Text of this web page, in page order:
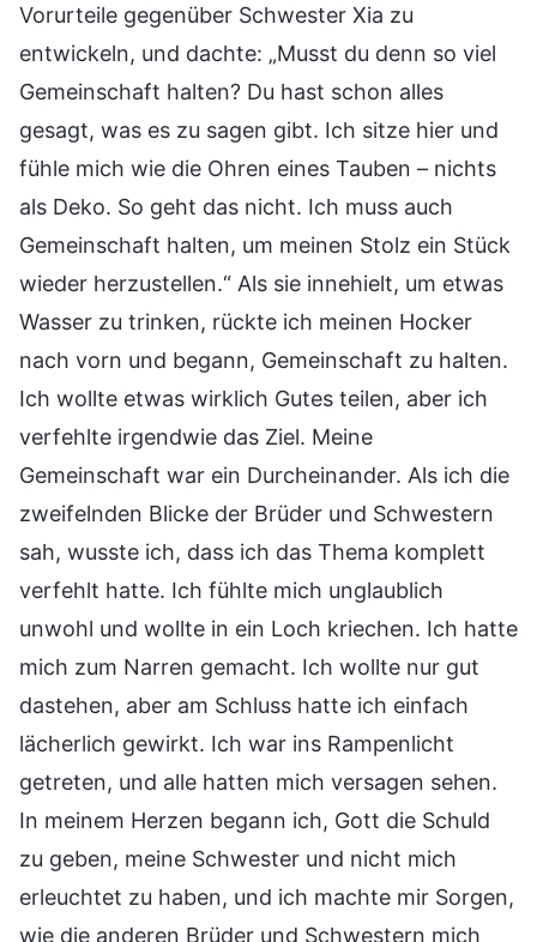
Vorurteile gegenüber Schwester Xia zu
entwickeln, und dachte: „Musst du denn so viel
Gemeinschaft halten? Du hast schon alles
gesagt, was es zu sagen gibt. Ich sitze hier und
fühle mich wie die Ohren eines Tauben – nichts
als Deko. So geht das nicht. Ich muss auch
Gemeinschaft halten, um meinen Stolz ein Stück
wieder herzustellen.“ Als sie innehielt, um etwas
Wasser zu trinken, rückte ich meinen Hocker
nach vorn und begann, Gemeinschaft zu halten.
Ich wollte etwas wirklich Gutes teilen, aber ich
verfehlte irgendwie das Ziel. Meine
Gemeinschaft war ein Durcheinander. Als ich die
zweifelnden Blicke der Brüder und Schwestern
sah, wusste ich, dass ich das Thema komplett
verfehlt hatte. Ich fühlte mich unglaublich
unwohl und wollte in ein Loch kriechen. Ich hatte
mich zum Narren gemacht. Ich wollte nur gut
dastehen, aber am Schluss hatte ich einfach
lächerlich gewirkt. Ich war ins Rampenlicht
getreten, und alle hatten mich versagen sehen.
In meinem Herzen begann ich, Gott die Schuld
zu geben, meine Schwester und nicht mich
erleuchtet zu haben, und ich machte mir Sorgen,
wie die anderen Brüder und Schwestern mich